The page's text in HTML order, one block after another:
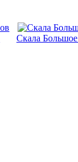
Скала